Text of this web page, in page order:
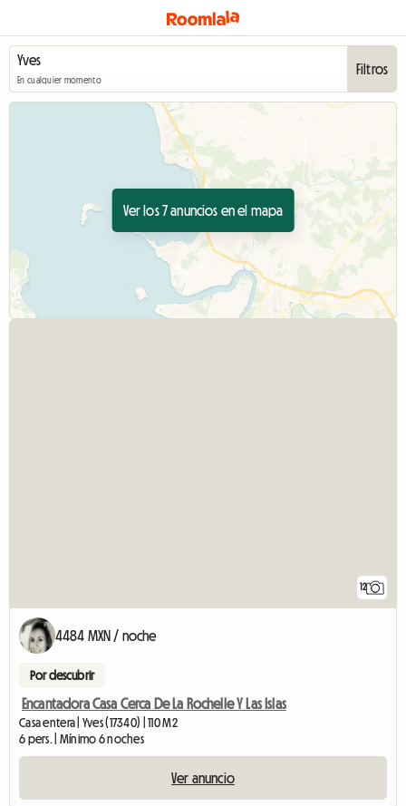
En cualquier momento
Filtros
Ver los 7 anuncios en el mapa
12
4484 MXN / noche
Por descubrir
Encantadora Casa Cerca De La Rochelle Y Las Islas
Casa entera | Yves (17340) | 110 M2
6 pers. | Mínimo 6 noches
Ver anuncio